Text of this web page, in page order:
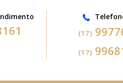
(17)
(17)